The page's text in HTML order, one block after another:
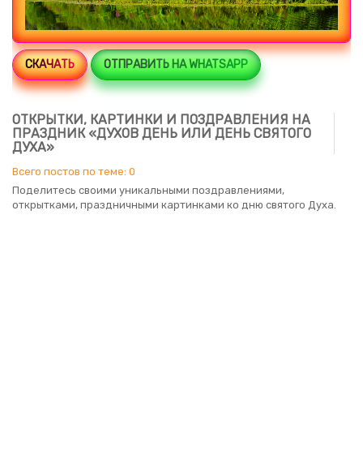
СКАЧАТЬ ОТПРАВИТЬ НА WHATSAPP
ОТКРЫТКИ, КАРТИНКИ И ПОЗДРАВЛЕНИЯ НА
ПРАЗДНИК «ДУХОВ ДЕНЬ ИЛИ ДЕНЬ СВЯТОГО
ДУХА»
Всего постов по теме: 0
Поделитесь своими уникальными поздравлениями,
открытками, праздничными картинками ко дню святого Духа.